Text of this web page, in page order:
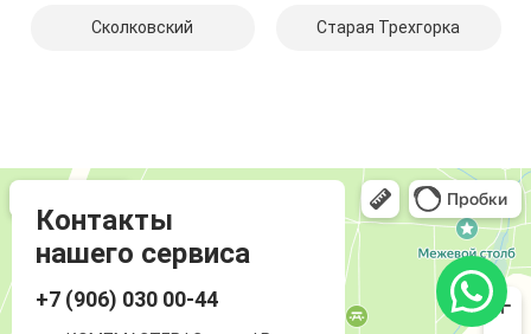
Сколковский Старая Трехгорка
Контакты
нашего сервиса
+7 (906) 030 00-44
Компмастер
Ремонт аудиотехники и видеотехники в Одинцово